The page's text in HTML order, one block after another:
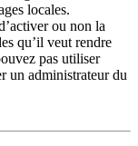
locales.
ou non la
qu’il veut rendre
pas utiliser
un administrateur du